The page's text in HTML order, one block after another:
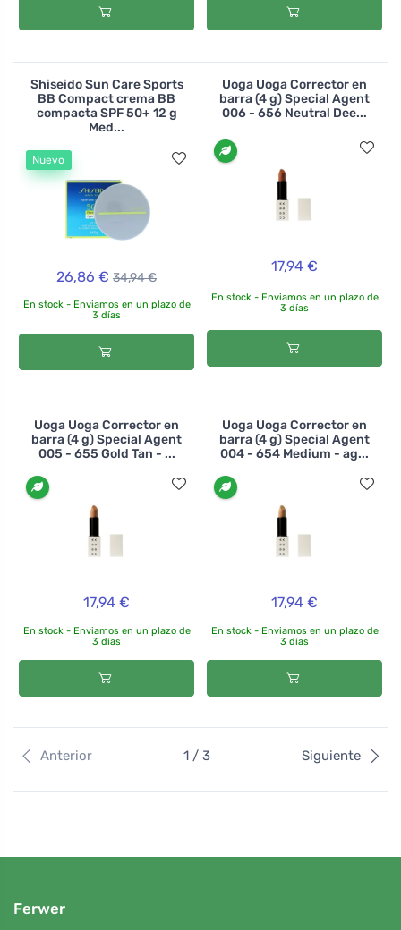
Shiseido Sun Care Sports
BB Compact crema BB
compacta SPF 50+ 12 g
Med...
Nuevo
26,86 € 34,94 €
En stock - Enviamos en un plazo de
3 días
Uoga Uoga Corrector en
barra (4 g) Special Agent
006 - 656 Neutral Dee...
17,94 €
En stock - Enviamos en un plazo de
3 días
Uoga Uoga Corrector en
barra (4 g) Special Agent
005 - 655 Gold Tan - ...
17,94 €
En stock - Enviamos en un plazo de
3 días
Uoga Uoga Corrector en
barra (4 g) Special Agent
004 - 654 Medium - ag...
17,94 €
En stock - Enviamos en un plazo de
3 días
Anterior 1 / 3 Siguiente
Ferwer